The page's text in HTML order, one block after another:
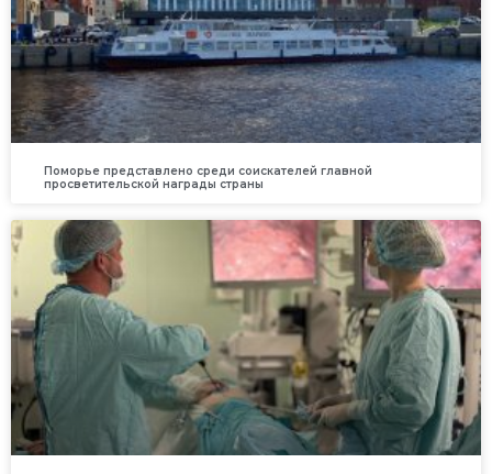
Поморье представлено среди соискателей главной
просветительской награды страны